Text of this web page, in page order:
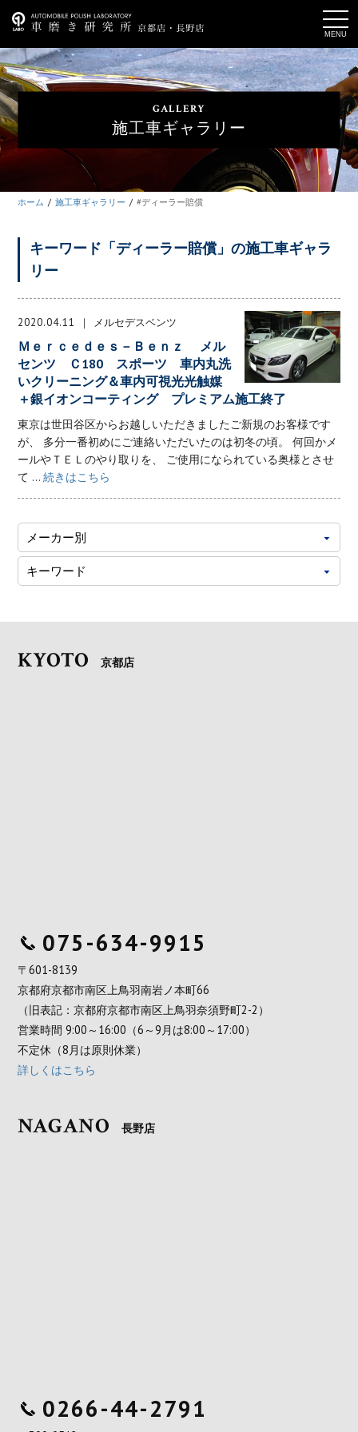
t
o
g
g
l
e
n
a
a
t
i
o
n
GALLERY
施工車ギャラリー
ホーム 施工車ギャラリー #ディーラー賠償
キーワード「ディーラー賠償」の施工車ギャラ
リー
2020.04.11 メルセデスベンツ
Ｍｅｒｃｅｄｅｓ－Ｂｅｎｚ メル
センツ Ｃ180 スポーツ 車内丸洗
いクリーニング＆車内可視光光触媒
＋銀イオンコーティング プレミアム施工終了
東京は世田谷区からお越しいただきましたご新規のお客様です
が、 多分一番初めにご連絡いただいたのは初冬の頃。 何回かメ
ールやＴＥＬのやり取りを、 ご使用になられている奥様とさせ
て ...続きはこちら
KYOTO 京都店
075-634-9915
〒601-8139
京都府京都市南区上鳥羽南岩ノ本町66
（旧表記：京都府京都市南区上鳥羽奈須野町2-2）
営業時間 9:00～16:00（6～9月は8:00～17:00）
不定休（8月は原則休業）
詳しくはこちら
NAGANO 長野店
0266-44-2791